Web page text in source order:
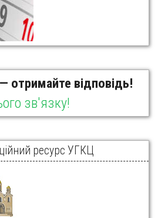
отримайте відповідь!
зв'язку!
ресурс УГКЦ